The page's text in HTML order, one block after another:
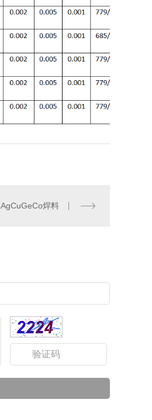
AgCuGeCo焊料